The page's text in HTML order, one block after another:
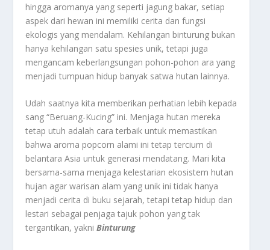
hingga aromanya yang seperti jagung bakar, setiap
aspek dari hewan ini memiliki cerita dan fungsi
ekologis yang mendalam. Kehilangan binturung bukan
hanya kehilangan satu spesies unik, tetapi juga
mengancam keberlangsungan pohon-pohon ara yang
menjadi tumpuan hidup banyak satwa hutan lainnya.
Udah saatnya kita memberikan perhatian lebih kepada
sang “Beruang-Kucing” ini. Menjaga hutan mereka
tetap utuh adalah cara terbaik untuk memastikan
bahwa aroma popcorn alami ini tetap tercium di
belantara Asia untuk generasi mendatang. Mari kita
bersama-sama menjaga kelestarian ekosistem hutan
hujan agar warisan alam yang unik ini tidak hanya
menjadi cerita di buku sejarah, tetapi tetap hidup dan
lestari sebagai penjaga tajuk pohon yang tak
tergantikan, yakniBinturung